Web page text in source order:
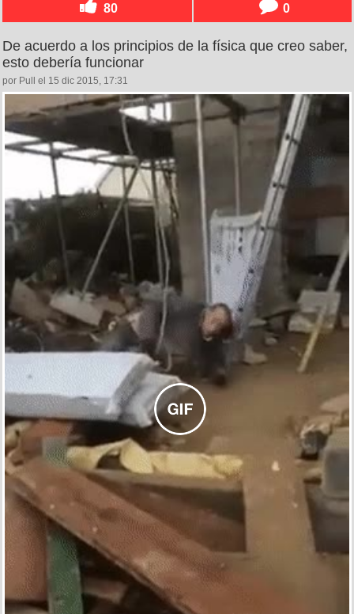
80 0
De acuerdo a los principios de la física que creo saber,
esto debería funcionar
por Pull el 15 dic 2015, 17:31